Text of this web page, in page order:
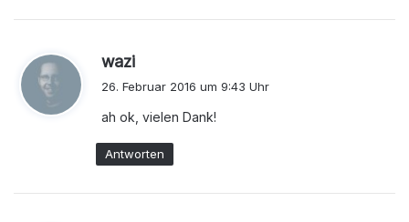
wazi
t
:
26. Februar 2016 um 9:43 Uhr
ah ok, vielen Dank!
Antworten